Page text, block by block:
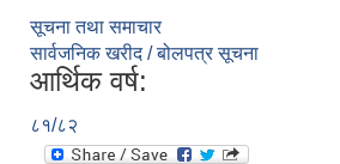
सूचना तथा समाचार
सार्वजनिक खरीद / बोलपत्र सूचना
आर्थिक वर्ष:
८१/८२